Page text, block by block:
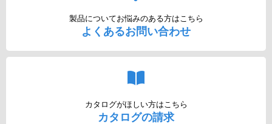
製品についてお悩みのある方はこちら
よくあるお問い合わせ
カタログがほしい方はこちら
カタログの請求